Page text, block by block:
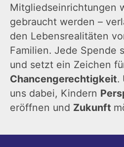
Mitgliedseinrichtungen
gebraucht werden –
den Lebensrealitäten
Familien. Jede Spende
und setzt ein Zeichen
Chancengerechtigkeit.
uns dabei, Kindern
eröffnen und Zukunft